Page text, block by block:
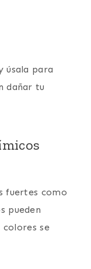
úsala para
dañar tu
fuertes como
pueden
se